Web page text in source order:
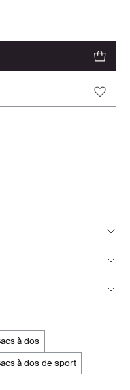
sacs à dos
sacs à dos de sport